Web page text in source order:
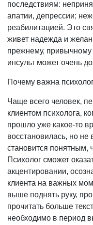
последствиям:
апатии, депрессии;
реабилитацией. Это
живет надежда и
прежнему,
инсульт может очень
Почему важна
Чаще всего человек,
клиентом психолога,
прошло уже какое-то
восстановилась, но
становится понятным,
Психолог сможет
акцентировании,
клиента на важных
выше поднять руку,
прочитать больше
необходимо в период